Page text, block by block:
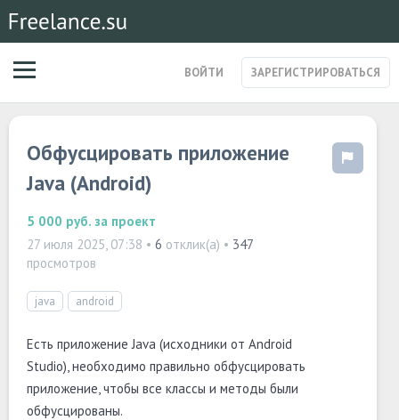
ВОЙТИ ЗАРЕГИСТРИРОВАТЬСЯ
МАГАЗИН УСЛУГ
СПЕЦИАЛИСТЫ
СТАРТАПЫ
ПОСТЫ
Обфусцировать приложение
Java (Android)
5 000 руб. за проект
27 июля 2025, 07:38 • 6 отклик(а) • 347
просмотров
java android
Есть приложение Java (исходники от Android
Studio), необходимо правильно обфусцировать
приложение, чтобы все классы и методы были
обфусцированы.